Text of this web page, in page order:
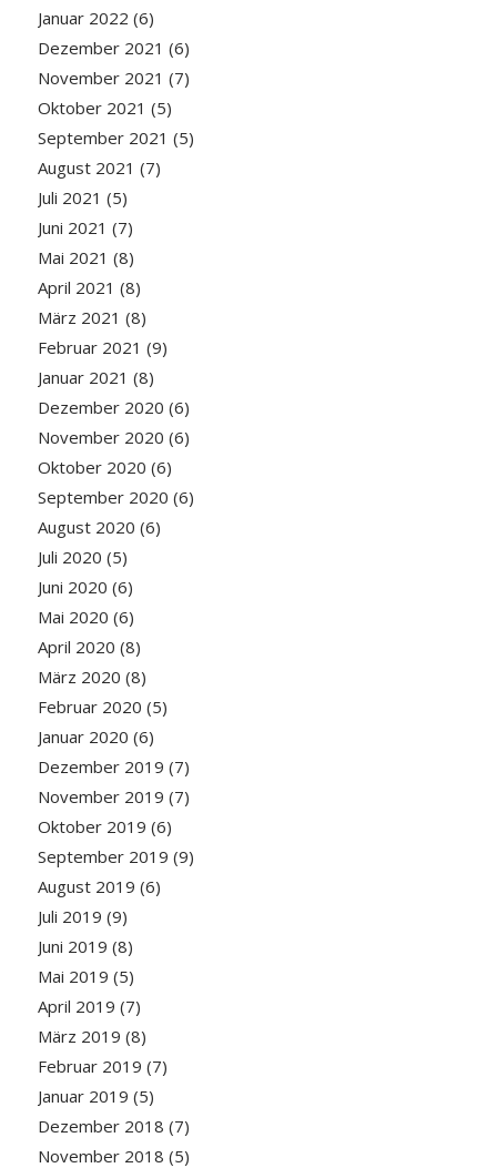
Januar 2022 (6)
Dezember 2021 (6)
November 2021 (7)
Oktober 2021 (5)
September 2021 (5)
August 2021 (7)
Juli 2021 (5)
Juni 2021 (7)
Mai 2021 (8)
April 2021 (8)
März 2021 (8)
Februar 2021 (9)
Januar 2021 (8)
Dezember 2020 (6)
November 2020 (6)
Oktober 2020 (6)
September 2020 (6)
August 2020 (6)
Juli 2020 (5)
Juni 2020 (6)
Mai 2020 (6)
April 2020 (8)
März 2020 (8)
Februar 2020 (5)
Januar 2020 (6)
Dezember 2019 (7)
November 2019 (7)
Oktober 2019 (6)
September 2019 (9)
August 2019 (6)
Juli 2019 (9)
Juni 2019 (8)
Mai 2019 (5)
April 2019 (7)
März 2019 (8)
Februar 2019 (7)
Januar 2019 (5)
Dezember 2018 (7)
November 2018 (5)